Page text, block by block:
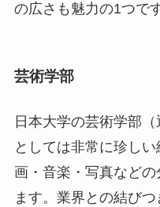
の広さも魅力の1つです
芸術学部
日本大学の芸術学部
としては非常に珍し
画・音楽・写真など
ます。業界との結び